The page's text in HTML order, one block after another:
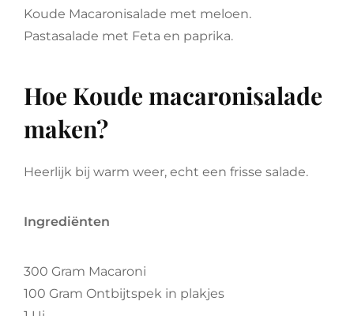
Koude Macaronisalade met meloen.
Pastasalade met Feta en paprika.
Hoe Koude macaronisalade
maken?
Heerlijk bij warm weer, echt een frisse salade.
Ingrediënten
300 Gram Macaroni
100 Gram Ontbijtspek in plakjes